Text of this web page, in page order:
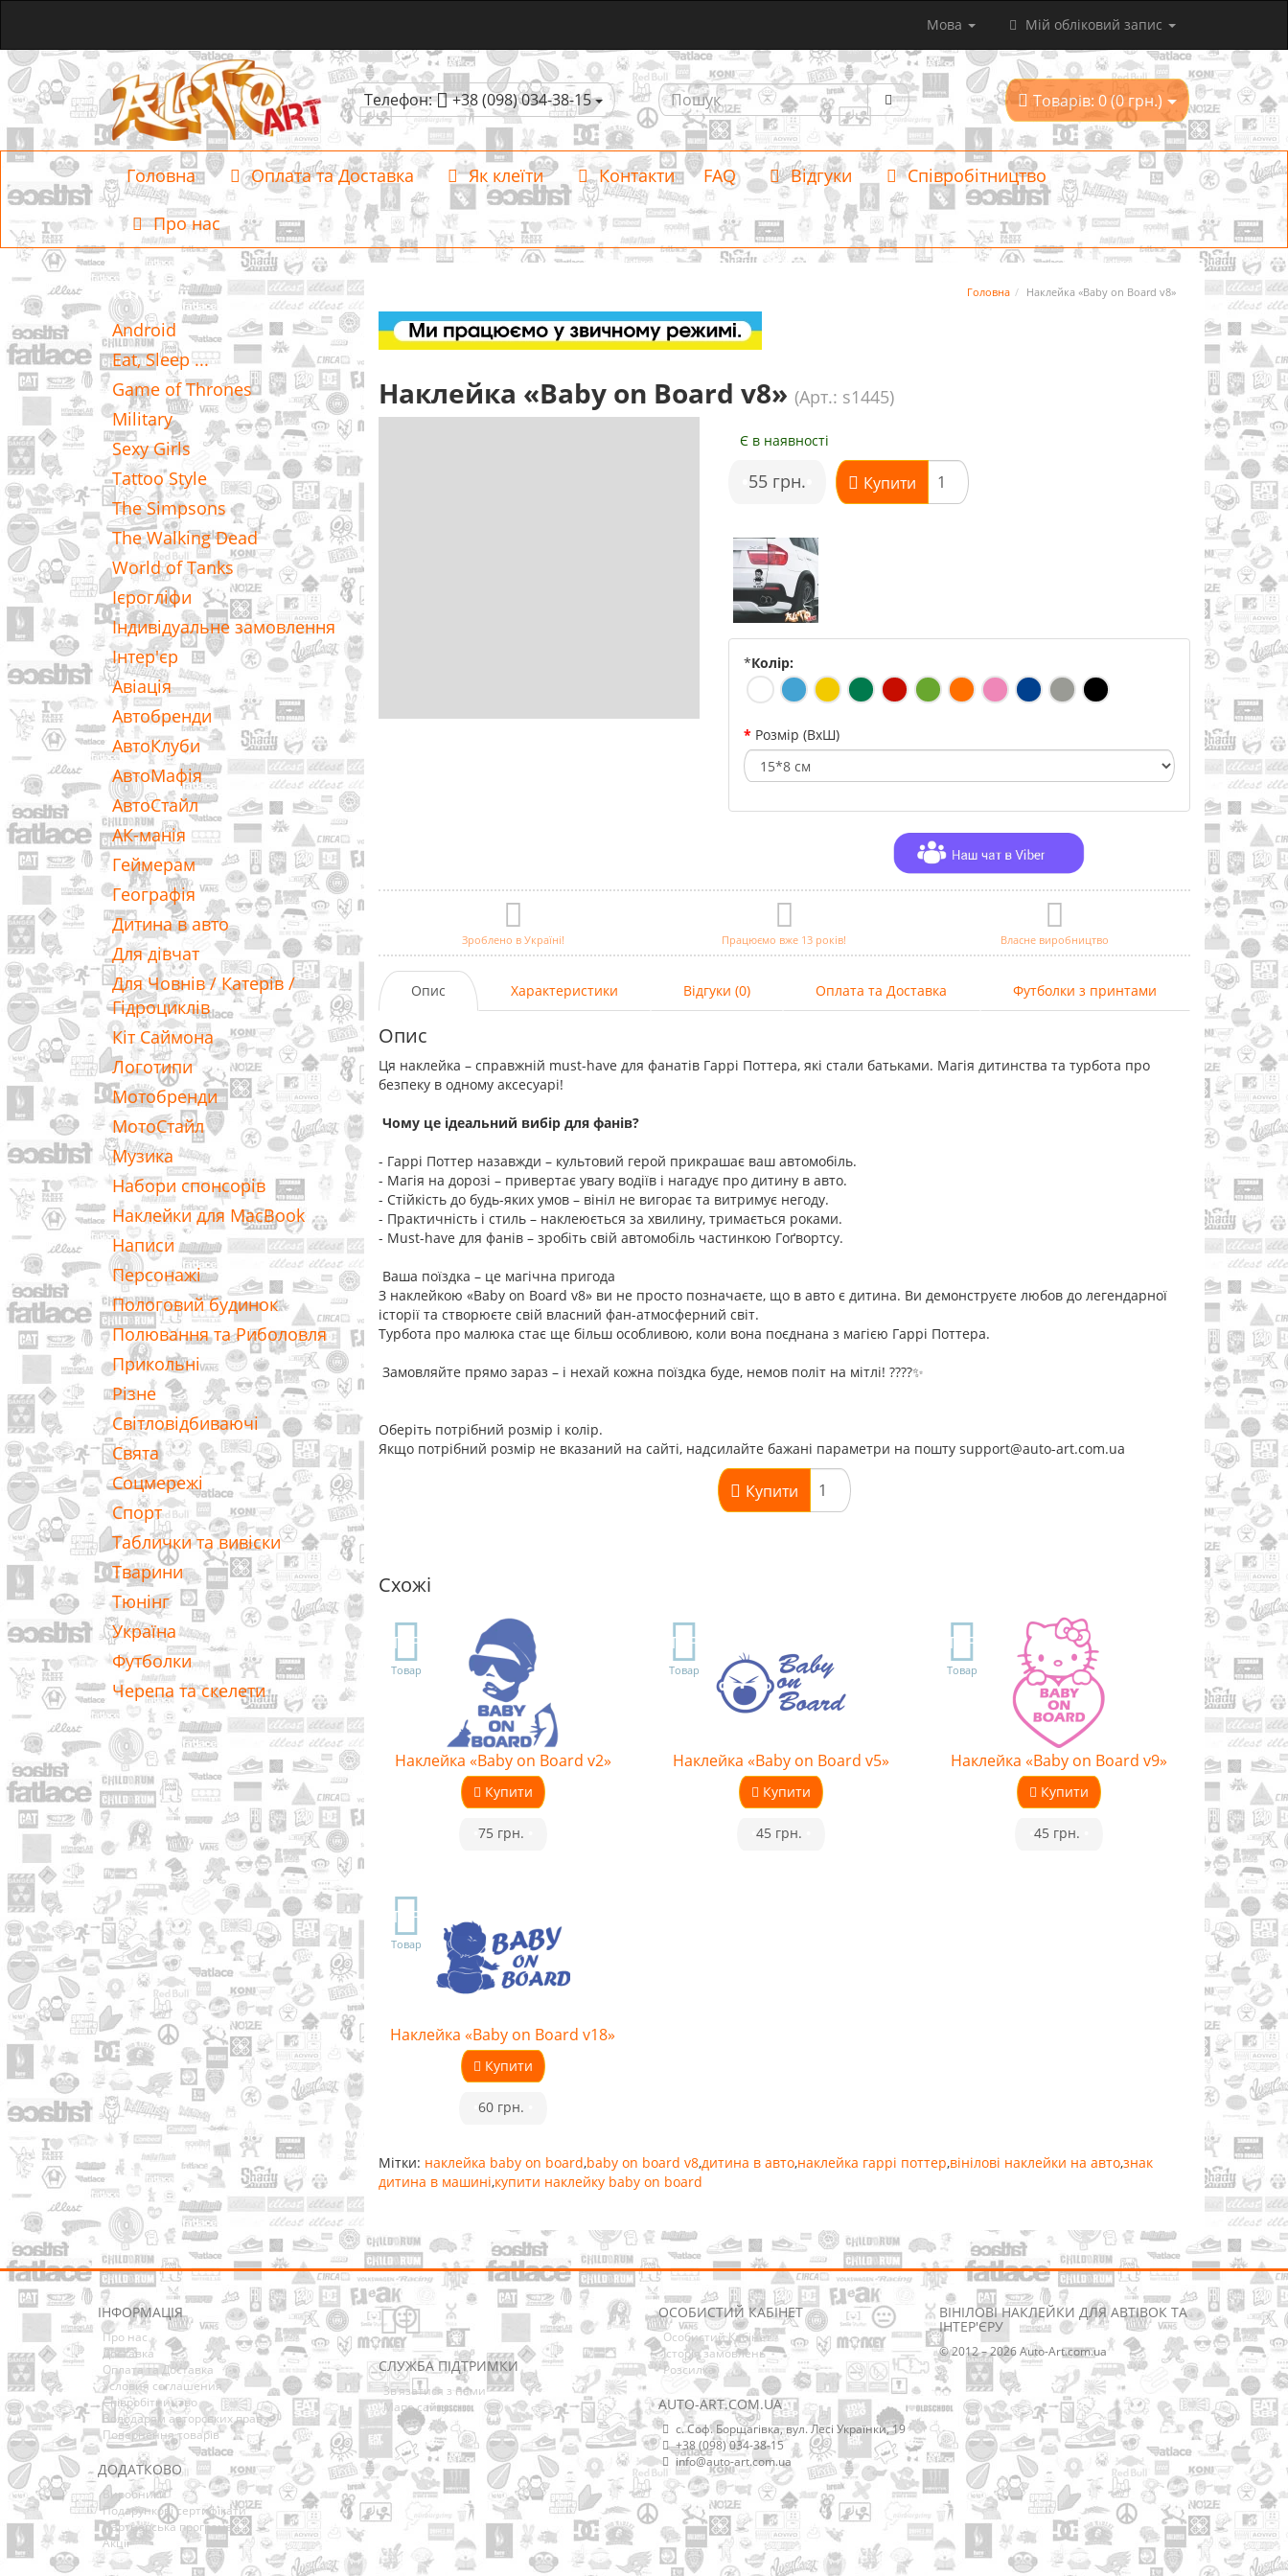
Мова Мій обліковий запис
Телефон: +38 (098) 034-38-15 Товарів: 0 (0 грн.)
Головна Оплата та Доставка Як клеїти Контакти FAQ Відгуки Співробітництво
Про нас
Категорії
Android
Eat, Sleep ...
Game of Thrones
Military
Sexy Girls
Tattoo Style
The Simpsons
The Walking Dead
World of Tanks
Ієрогліфи
Індивідуальне замовлення
Інтер'єр
Авіація
Автобренди
АвтоКлуби
АвтоМафія
АвтоСтайл
АК-манія
Геймерам
Географія
Дитина в авто
Для дівчат
Для Човнів / Катерів /
Гідроциклів
Кіт Саймона
Логотипи
Мотобренди
МотоСтайл
Музика
Набори спонсорів
Наклейки для MacBook
Написи
Персонажі
Пологовий будинок
Полювання та Риболовля
Прикольні
Різне
Світловідбиваючі
Свята
Соцмережі
Спорт
Таблички та вивіски
Тварини
Тюнінг
Україна
Футболки
Черепа та скелети
Головна Наклейка «Baby on Board v8»
Наклейка «Baby on Board v8» (Арт.: s1445)
Є в наявності
55 грн. Купити
*Колір:
Розмір (ВхШ)
Зроблено в Україні! Працюємо вже 13 років! Власне виробництво
Опис Характеристики Відгуки (0) Оплата та Доставка Футболки з принтами
Опис
Ця наклейка – справжній must-have для фанатів Гаррі Поттера, які стали батьками. Магія дитинства та турбота про
безпеку в одному аксесуарі!
Чому це ідеальний вибір для фанів?
- Гаррі Поттер назавжди – культовий герой прикрашає ваш автомобіль.
- Магія на дорозі – привертає увагу водіїв і нагадує про дитину в авто.
- Стійкість до будь-яких умов – вініл не вигорає та витримує негоду.
- Практичність і стиль – наклеюється за хвилину, тримається роками.
- Must-have для фанів – зробіть свій автомобіль частинкою Гоґвортсу.
Ваша поїздка – це магічна пригода
З наклейкою «Baby on Board v8» ви не просто позначаєте, що в авто є дитина. Ви демонструєте любов до легендарної
історії та створюєте свій власний фан-атмосферний світ.
Турбота про малюка стає ще більш особливою, коли вона поєднана з магією Гаррі Поттера.
Замовляйте прямо зараз – і нехай кожна поїздка буде, немов політ на мітлі! ????✨
Оберіть потрібний розмір і колір.
Якщо потрібний розмір не вказаний на сайті, надсилайте бажані параметри на пошту support@auto-art.com.ua
Купити
Схожі
TOP
Товар
Наклейка «Baby on Board v2»
Купити
75 грн.
TOP
Товар
Наклейка «Baby on Board v5»
Купити
45 грн.
TOP
Товар
Наклейка «Baby on Board v9»
Купити
45 грн.
TOP
Товар
Наклейка «Baby on Board v18»
Купити
60 грн.
Мітки: наклейка baby on board,baby on board v8,дитина в авто,наклейка гаррі поттер,вінілові наклейки на авто,знак
дитина в машині,купити наклейку baby on board
ІНФОРМАЦІЯ
Про нас
Доставка
Оплата та Доставка
Условия соглашения
Співробітництво
Володарям авторських прав
Повернення товарів
ДОДАТКОВО
Виробники
Подарункові сертифікати
Партнерська програма
Акції
СЛУЖБА ПІДТРИМКИ
Зв’язатися з нами
Мапа сайту
ОСОБИСТИЙ КАБІНЕТ
Особистий Кабінет
Історія замовлень
Розсилка
AUTO-ART.COM.UA
с. Соф. Борщагівка, вул. Лесі Українки, 19
+38 (098) 034-38-15
info@auto-art.com.ua
ВІНІЛОВІ НАКЛЕЙКИ ДЛЯ АВТІВОК ТА
ІНТЕР'ЄРУ
© 2012 – 2026 Auto-Art.com.ua